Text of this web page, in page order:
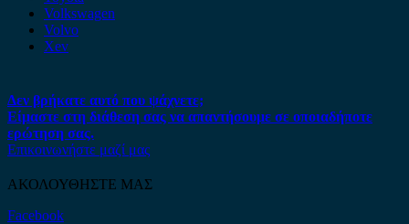
Volkswagen
Volvo
Xev
Δεν βρήκατε αυτό που ψάχνετε;
Είμαστε στη διάθεση σας να απαντήσουμε σε οποιαδήποτε
ερώτηση σας.
Επικοινωνήστε μαζί μας
ΑΚΟΛΟΥΘΗΣΤΕ ΜΑΣ
Facebook